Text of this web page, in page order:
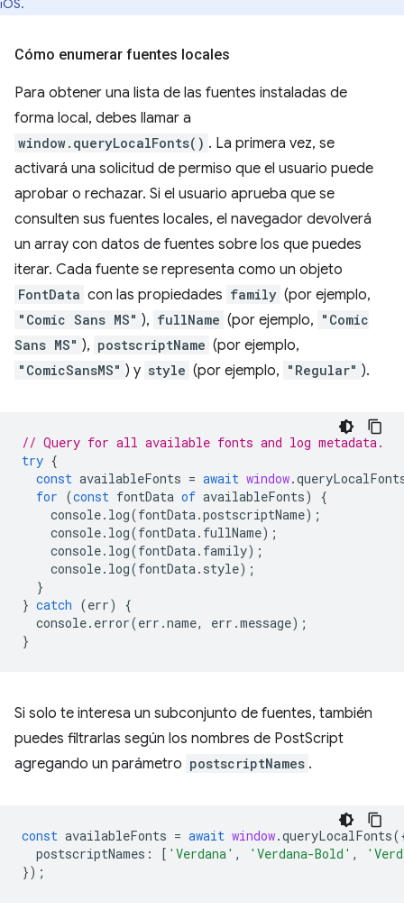
iOS.
Cómo enumerar fuentes locales
Para obtener una lista de las fuentes instaladas de
forma local, debes llamar a
window.queryLocalFonts() . La primera vez, se
activará una solicitud de permiso que el usuario puede
aprobar o rechazar. Si el usuario aprueba que se
consulten sus fuentes locales, el navegador devolverá
un array con datos de fuentes sobre los que puedes
iterar. Cada fuente se representa como un objeto
FontData con las propiedades family (por ejemplo,
"Comic Sans MS" ), fullName (por ejemplo, "Comic
Sans MS" ), postscriptName (por ejemplo,
"ComicSansMS" ) y style (por ejemplo, "Regular" ).
// Query for all available fonts and log metadata.
try {
const availableFonts = await window.
for (const fontData of availableFonts)
{
console. log(fontData.postscriptName);
console. log(fontData. fullName);
console. log(fontData. family);
console. log(fontData. style);
}
} catch (err)
{
console. error(err .name, err .message);
}
Si solo te interesa un subconjunto de fuentes, también
puedes filtrarlas según los nombres de PostScript
agregando un parámetro postscriptNames .
const availableFonts = await window.queryLocalFonts
postscriptNames : [ 'Verdana' , 'Verdana-Bold' ,
});